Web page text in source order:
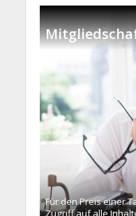
Für den Preis einer
Zugriff auf alle